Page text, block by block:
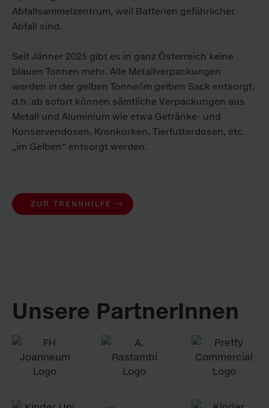
Abfallsammel­zentrum, weil Batterien gefährlicher
Abfall sind.
Seit Jänner 2025 gibt es in ganz Österreich keine
blauen Tonnen mehr. Alle Metallverpackungen
werden in der gelben Tonne/im gelben Sack entsorgt,
d.h. ab sofort können sämtliche Verpackungen aus
Metall und Aluminium wie etwa Getränke- und
Konservendosen, Kronkorken, Tierfutterdosen, etc.
„im Gelben“ entsorgt werden.
ZUR TRENNHILFE
Unsere PartnerInnen